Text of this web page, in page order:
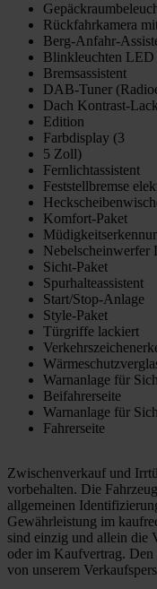
Rückfahrkamera
Berg-Anfahr-
Blinkleuchten LED
Bremsassistent
DAB-Tuner
Dach Kontrast-
Edition
Farbdisplay (3
5 Zoll)
Fernlichtassistent
Feststellbremse
Komfort-Paket
Nebelscheinwerfer
Sicht-Paket
Spurhalteassistent
Start/Stop-Anlage
Style-Paket
Türgriffe lackiert
Warnanlage für
Beifahrerseite
Warnanlage für
Fahrerseite
Zwischenverkauf und
vorbehalten. Die
allgemeinen
Gewährleistung im
sind einzig und allein die
oder im Kaufvertrag. Den
von unserem